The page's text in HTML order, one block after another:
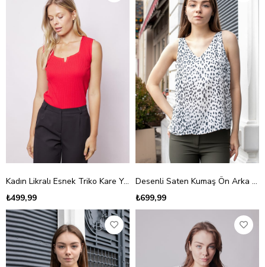
Kadın Likralı Esnek Triko Kare Yaka Kaşkorse Body Bluz-Kırmızı
₺499,99
Desenli Saten Kumaş Ön Arka V Yaka Kolsuz Ceket İçi Bluz-Siyah Leopar
₺699,99